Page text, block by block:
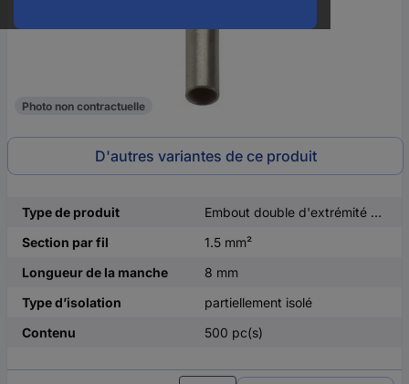
Photo non contractuelle
D'autres variantes de ce produit
Type de produit
Embout double d'extrémité de câble
Section par fil
1.5 mm²
Longueur de la manche
8 mm
Type d’isolation
partiellement isolé
Contenu
500 pc(s)